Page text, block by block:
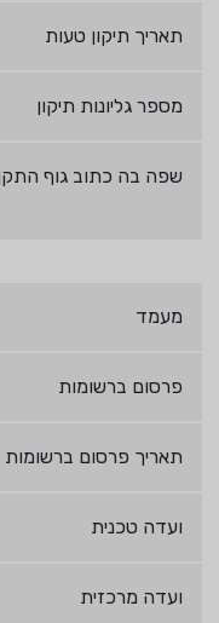
תאריך תיקון טעות
מספר גליונות תיקון
שפה בה כתוב גוף
מעמד
פרסום ברשומות
תאריך פרסום ברשומות
ועדה טכנית
ועדה מרכזית